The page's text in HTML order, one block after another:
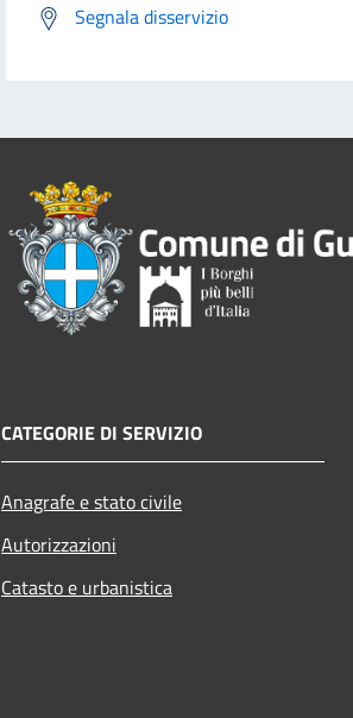
Segnala disservizio
CATEGORIE DI SERVIZIO
Anagrafe e stato civile
Autorizzazioni
Catasto e urbanistica